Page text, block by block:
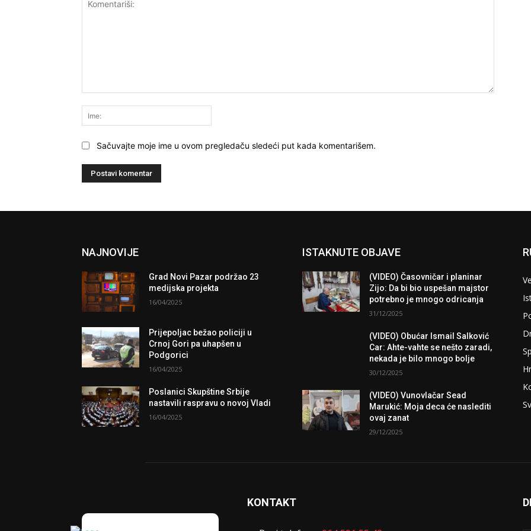
Sačuvajte moje ime u ovom pregledaču sledeći put kada komentarišem.
NAJNOVIJE
Grad Novi Pazar podržao 23
medijska projekta
16/04/2025
Prijepoljac bežao policiji u
Crnoj Gori pa uhapšen u
Podgorici
16/04/2025
Poslanici Skupštine Srbije
nastavili raspravu o novoj Vladi
16/04/2025
ISTAKNUTE OBJAVE
(VIDEO) Časovničar i planinar
Zijo: Da bi bio uspešan majstor
potrebno je mnogo odricanja
31/12/2025
(VIDEO) Obućar Ismail Salković
Car: Ahte-vahte se nešto zaradi,
nekada je bilo mnogo bolje
30/12/2025
(VIDEO) Vunovlačar Sead
Marukić: Moja deca će naslediti
ovaj zanat
29/12/2025
KONTAKT